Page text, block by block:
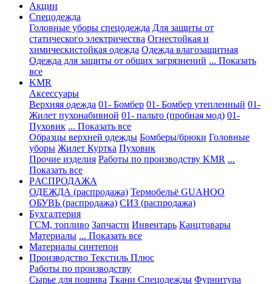
Акции
Спецодежда
Головные уборы спецодежда Для защиты от
статического электричества Огнестойкая и
химическистойкая одежда Одежда влагозащитная
Одежда для защиты от общих загрязнений ... Показать
все
KMR
Аксессуары
Верхняя одежда 01- Бомбер 01- Бомбер утепленный 01-
Жилет пухонабивной 01- пальто (пробная мод) 01-
Пуховик ... Показать все
Образцы верхней одежды Бомберы/брюки Головные
уборы Жилет Куртка Пуховик
Прочие изделия Работы по производству KMR ...
Показать все
PАСПРОДАЖА
ОДЕЖДА (распродажа) Термобельё GUAHOO
ОБУВЬ (распродажа) СИЗ (распродажа)
Бухгалтерия
ГСМ, топливо Запчасти Инвентарь Канцтовары
Материалы ... Показать все
Материалы синтепон
Производство Текстиль Плюс
Работы по производству
Сырье для пошива Ткани Спецодежды Фурнитура